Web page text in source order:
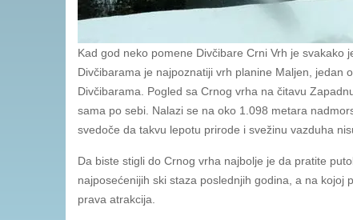
Kad god neko pomene Divčibare Crni Vrh je
Divčibarama je najpoznatiji vrh planine Maljen, jedan
Divčibarama. Pogled sa Crnog vrha na čitavu
sama po sebi. Nalazi se na oko 1.098 metara
svedoče da takvu lepotu prirode i svežinu vazduha
Da biste stigli do Crnog vrha najbolje je da pratite
najposećenijih ski staza poslednjih godina, a na
prava atrakcija.